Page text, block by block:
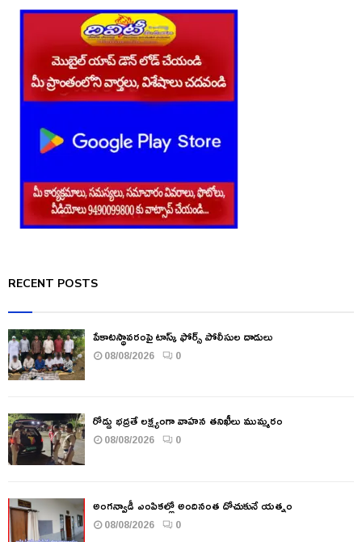
RECENT POSTS
పేకాటస్థావరంపై టాస్క్ ఫోర్స్ పోలీసుల దాడులు
08/08/2026 0
రోడ్డు భద్రతే లక్ష్యంగా వాహన తనిఖీలు ముమ్మరం
08/08/2026 0
అంగన్వాడీ ఎంపికల్లో అందినంత దోచుకునే యత్నం
08/08/2026 0